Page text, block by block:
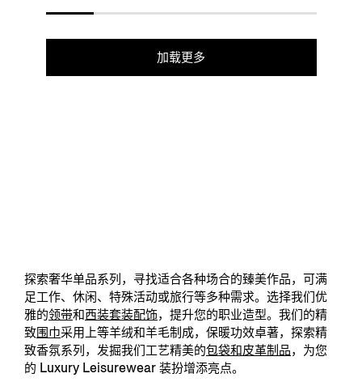
加载更多
探索奢华单品系列，寻找适合各种场合的臻美作品，可满
足工作、休闲、特殊活动或旅行等多种需求。选择我们优
雅的领带和西装套装配饰，提升您的职业造型。我们的精
致围巾采用上等羊绒和羊毛制成，保暖功效卓著，探索精
致香氛系列，发掘我们工艺精美的包袋和皮革制品，为您
的 Luxury Leisurewear 装扮增添亮点。